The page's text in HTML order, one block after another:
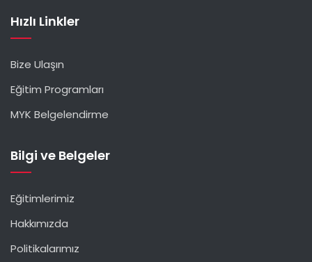
Hızlı Linkler
Bize Ulaşın
Eğitim Programları
MYK Belgelendirme
Bilgi ve Belgeler
Eğitimlerimiz
Hakkımızda
Politikalarımız